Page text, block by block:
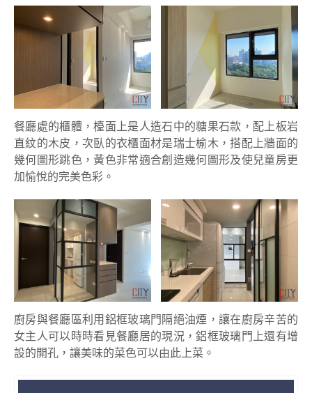
餐廳處的櫃體，檯面上是人造石中的糖果石款，配上板岩
直紋的木皮，次臥的衣櫃面材是瑞士榆木，搭配上牆面的
幾何圖形跳色，黃色非常適合創造幾何圖形及使兒童房更
加愉悅的完美色彩。
廚房與餐廳區利用鋁框玻璃門隔絕油煙，讓在廚房辛苦的
女主人可以時時看見餐廳居的現況，鋁框玻璃門上還有增
設的開孔，讓美味的菜色可以由此上菜。